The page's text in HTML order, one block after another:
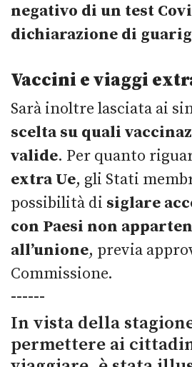
negativo di un test
dichiarazione di
Vaccini e viaggi
Sarà inoltre lasciata ai
scelta su quali
valide. Per quanto
extra Ue, gli Stati
possibilità di siglare
con Paesi non
all’unione, previa
Commissione.
------
In vista della
permettere ai